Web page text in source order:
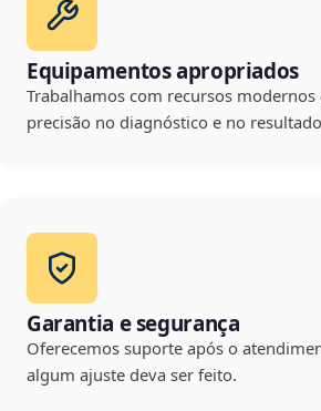
Equipamentos apropriados
Trabalhamos com recursos
precisão no diagnóstico e no
Garantia e segurança
Oferecemos suporte após o
algum ajuste deva ser feito.